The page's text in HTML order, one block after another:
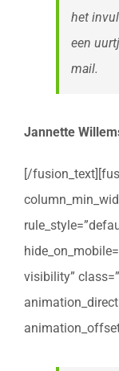
het
een
mail.
Jannette
[/
visibility”